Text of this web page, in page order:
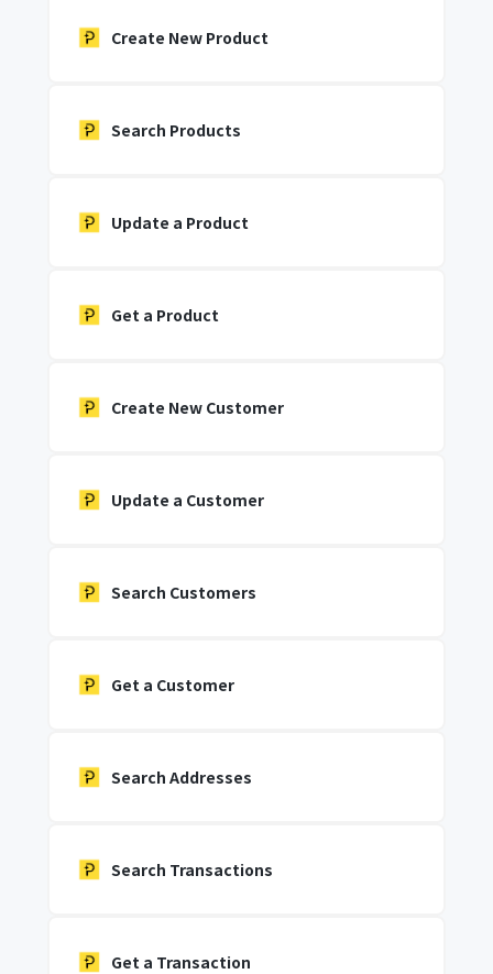
Create New Product
Search Products
Update a Product
Get a Product
Create New Customer
Update a Customer
Search Customers
Get a Customer
Search Addresses
Search Transactions
Get a Transaction